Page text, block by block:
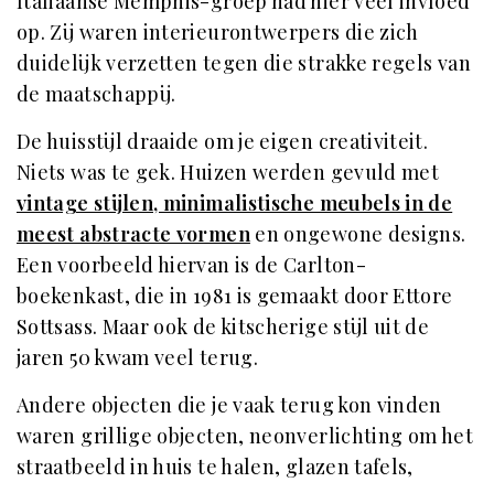
op. Zij waren interieurontwerpers die zich
duidelijk verzetten tegen die strakke regels van
de maatschappij.
De huisstijl draaide om je eigen creativiteit.
Niets was te gek. Huizen werden gevuld met
vintage stijlen, minimalistische meubels in de
meest abstracte vormen en ongewone designs.
Een voorbeeld hiervan is de Carlton-
boekenkast, die in 1981 is gemaakt door Ettore
Sottsass. Maar ook de kitscherige stijl uit de
jaren 50 kwam veel terug.
Andere objecten die je vaak terug kon vinden
waren grillige objecten, neonverlichting om het
straatbeeld in huis te halen, glazen tafels,